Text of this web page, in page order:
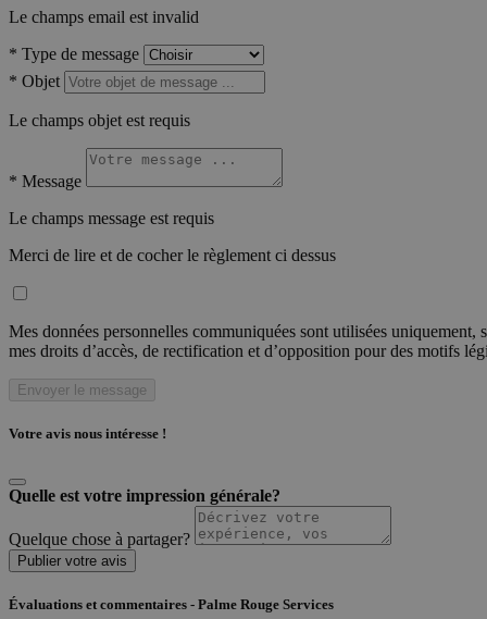
Le champs email est invalid
* Type de message
* Objet
Le champs objet est requis
* Message
Le champs message est requis
Merci de lire et de cocher le règlement ci dessus
Mes données personnelles communiquées sont utilisées
mes droits d’accès, de rectification et d’opposition pour des motifs
Envoyer le message
Votre avis nous intéresse !
Quelle est votre impression générale?
Quelque chose à partager?
Publier votre avis
Évaluations et commentaires - Palme Rouge Services